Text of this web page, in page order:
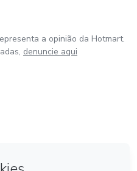
a opinião da Hotmart.
denuncie aqui